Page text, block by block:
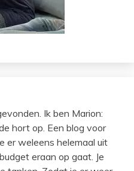
Ik ben Marion:
hort op. Een blog voor
er weleens helemaal uit
eraan op gaat. Je